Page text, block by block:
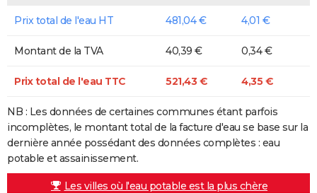
Prix total de l'eau HT 481,04 € 4,01 €
Montant de la TVA 40,39 € 0,34 €
Prix total de l'eau TTC 521,43 € 4,35 €
NB : Les données de certaines communes étant parfois
incomplètes, le montant total de la facture d'eau se base sur la
dernière année possédant des données complètes : eau
potable et assainissement.
Les villes où l'eau potable est la plus chère